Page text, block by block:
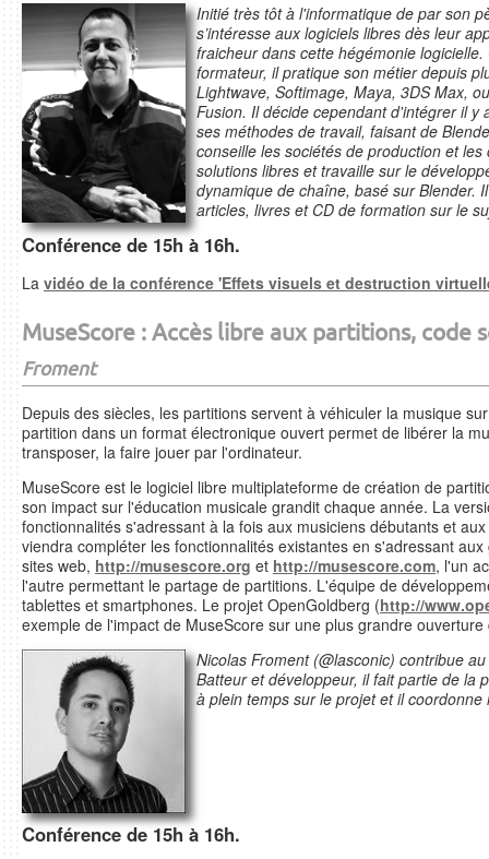
Initié très tôt à l'informatique de par son
s’intéresse aux logiciels libres dès leur
fraicheur dans cette hégémonie
formateur, il pratique son métier depuis
Lightwave, Softimage, Maya, 3DS Max,
Fusion. Il décide cependant d'intégrer il
ses méthodes de travail, faisant de
conseille les sociétés de production et
solutions libres et travaille sur le
dynamique de chaîne, basé sur Blender.
articles, livres et CD de formation sur le
Conférence de 15h à 16h.
La vidéo de la conférence 'Effets visuels et destruction
MuseScore : Accès libre aux partitions, code
Froment
Depuis des siècles, les partitions servent à véhiculer la musique
partition dans un format électronique ouvert permet de libérer la
transposer, la faire jouer par l'ordinateur.
MuseScore est le logiciel libre multiplateforme de création de
son impact sur l'éducation musicale grandit chaque année. La
fonctionnalités s'adressant à la fois aux musiciens débutants et
viendra compléter les fonctionnalités existantes en s'adressant
sites web, http://musescore.org et http://musescore.com, l'un
l'autre permettant le partage de partitions. L'équipe de
tablettes et smartphones. Le projet OpenGoldberg (http://
exemple de l'impact de MuseScore sur une plus grandre
Nicolas Froment (@lasconic) contribue
Batteur et développeur, il fait partie de la
à plein temps sur le projet et il
Conférence de 15h à 16h.